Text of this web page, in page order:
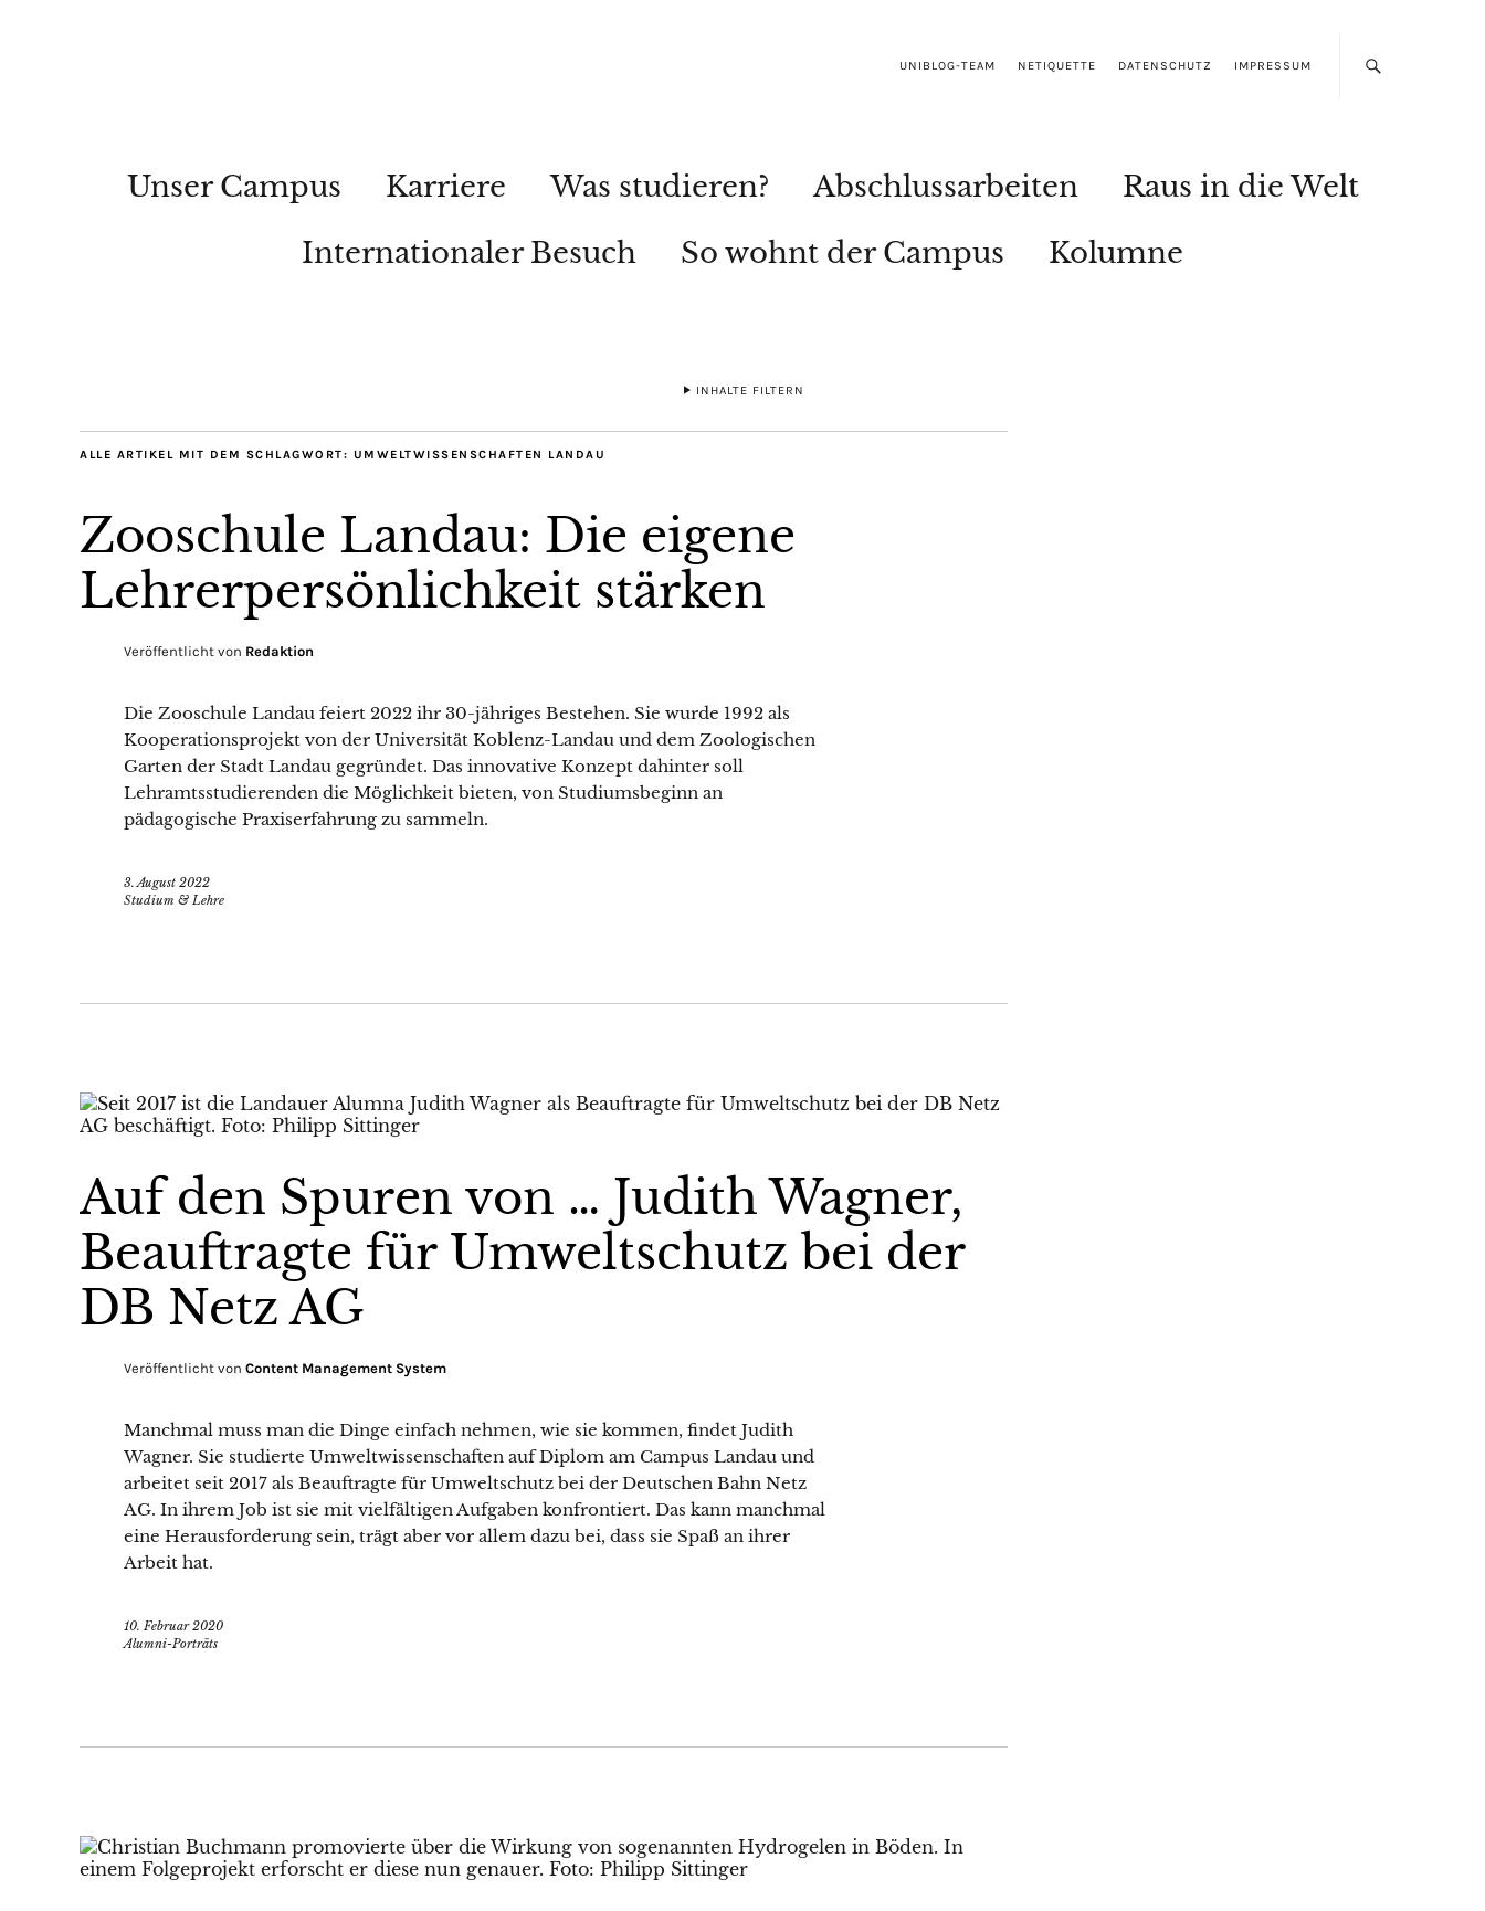
UNIBLOG-TEAM NETIQUETTE DATENSCHUTZ IMPRESSUM
Unser Campus Karriere Was studieren? Abschlussarbeiten
Raus in die Welt
Internationaler Besuch
So wohnt der Campus Kolumne
INHALTE FILTERN
ALLE ARTIKEL MIT DEM SCHLAGWORT: UMWELTWISSENSCHAFTEN LANDAU
Zooschule Landau: Die eigene
Lehrerpersönlichkeit stärken
Veröffentlicht von Redaktion
Die Zooschule Landau feiert 2022 ihr 30-jähriges Bestehen. Sie wurde 1992 als
Kooperationsprojekt von der Universität Koblenz-Landau und dem Zoologischen
Garten der Stadt Landau gegründet. Das innovative Konzept dahinter soll
Lehramtsstudierenden die Möglichkeit bieten, von Studiumsbeginn an
pädagogische Praxiserfahrung zu sammeln.
3. August 2022
Studium & Lehre
Auf den Spuren von … Judith Wagner,
Beauftragte für Umweltschutz bei der
DB Netz AG
Veröffentlicht von Content Management System
Manchmal muss man die Dinge einfach nehmen, wie sie kommen, findet Judith
Wagner. Sie studierte Umweltwissenschaften auf Diplom am Campus Landau und
arbeitet seit 2017 als Beauftragte für Umweltschutz bei der Deutschen Bahn Netz
AG. In ihrem Job ist sie mit vielfältigen Aufgaben konfrontiert. Das kann manchmal
eine Herausforderung sein, trägt aber vor allem dazu bei, dass sie Spaß an ihrer
Arbeit hat.
10. Februar 2020
Alumni-Porträts